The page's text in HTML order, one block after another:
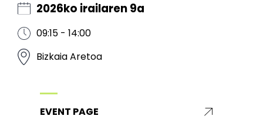
2026ko irailaren 9a
09:15 - 14:00
Bizkaia Aretoa
EVENT PAGE